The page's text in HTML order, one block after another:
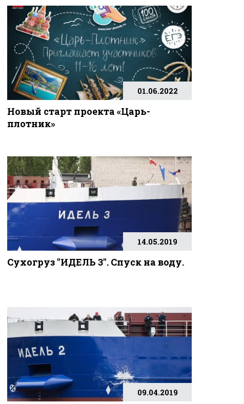
01.06.2022
Новый старт проекта «Царь-
плотник»
14.05.2019
Сухогруз "ИДЕЛЬ 3". Спуск на воду.
09.04.2019